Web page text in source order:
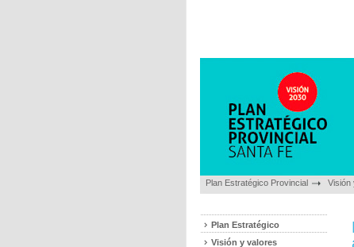
Plan Estratégico Provincial Visión
Plan Estratégico
Visión y valores